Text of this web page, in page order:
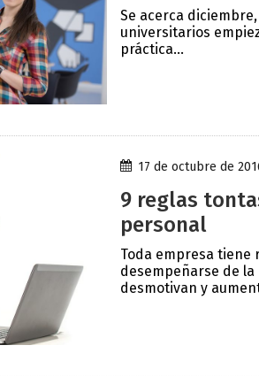
Se acerca
universitarios
práctica...
17 de octubre de
9 reglas
personal
Toda empresa tiene
desempeñarse de
desmotivan y